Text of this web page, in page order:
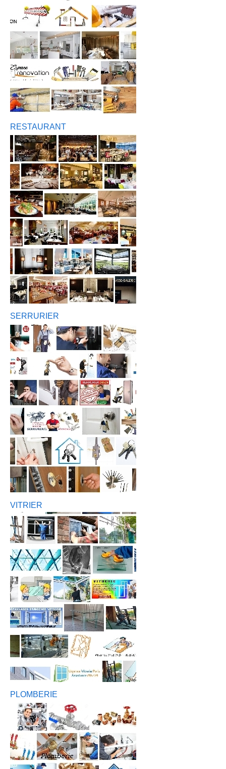
RESTAURANT
SERRURIER
VITRIER
PLOMBERIE